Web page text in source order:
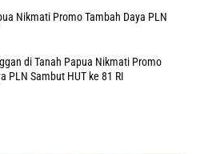
di Tanah Papua Nikmati Promo
PLN Sambut HUT ke 81 RI